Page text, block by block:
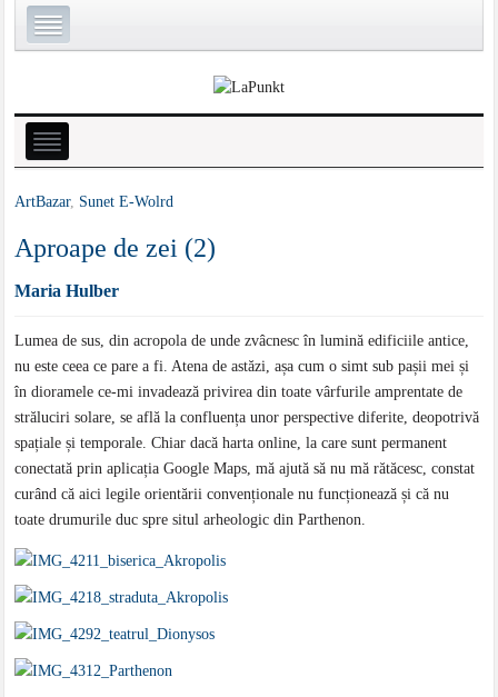
ArtBazar, Sunet E-Wolrd
Aproape de zei (2)
Maria Hulber
Lumea de sus, din acropola de unde zvâcnesc în lumină edificiile antice,
nu este ceea ce pare a fi. Atena de astăzi, așa cum o simt sub pașii mei și
în dioramele ce-mi invadează privirea din toate vârfurile amprentate de
străluciri solare, se află la confluența unor perspective diferite, deopotrivă
spațiale și temporale. Chiar dacă harta online, la care sunt permanent
conectată prin aplicația Google Maps, mă ajută să nu mă rătăcesc, constat
curând că aici legile orientării convenționale nu funcționează și că nu
toate drumurile duc spre situl arheologic din Parthenon.